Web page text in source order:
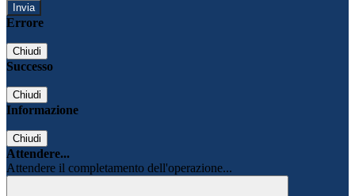
Errore
Chiudi
Successo
Chiudi
Informazione
Chiudi
Attendere...
Attendere il completamento dell'operazione...